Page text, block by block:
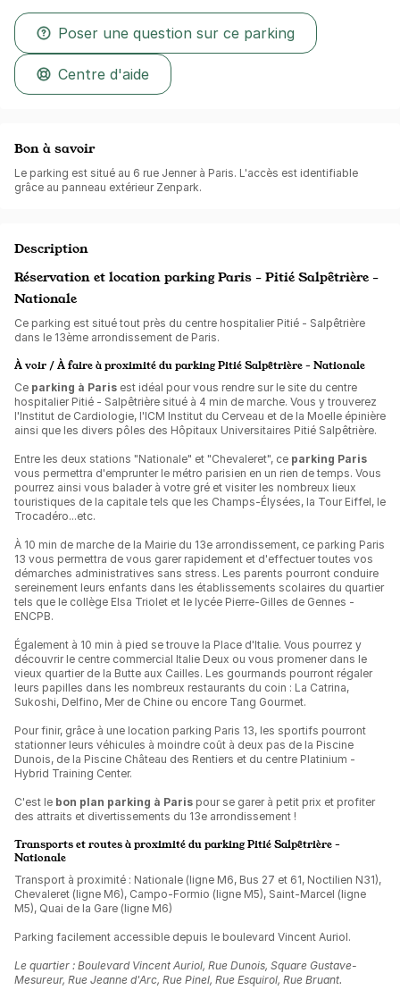
Poser une question sur ce parking
Centre d'aide
Bon à savoir
Le parking est situé au 6 rue Jenner à Paris. L'accès est identifiable
grâce au panneau extérieur Zenpark.
Description
Réservation et location parking Paris - Pitié Salpêtrière -
Nationale
Ce parking est situé tout près du centre hospitalier Pitié - Salpêtrière
dans le 13ème arrondissement de Paris.
À voir / À faire à proximité du parking Pitié Salpêtrière - Nationale
Ce parking à Paris est idéal pour vous rendre sur le site du centre
hospitalier Pitié - Salpêtrière situé à 4 min de marche. Vous y trouverez
l'Institut de Cardiologie, l'ICM Institut du Cerveau et de la Moelle épinière
ainsi que les divers pôles des Hôpitaux Universitaires Pitié Salpêtrière.
Entre les deux stations "Nationale" et "Chevaleret", ce parking Paris
vous permettra d'emprunter le métro parisien en un rien de temps. Vous
pourrez ainsi vous balader à votre gré et visiter les nombreux lieux
touristiques de la capitale tels que les Champs-Élysées, la Tour Eiffel, le
Trocadéro...etc.
À 10 min de marche de la Mairie du 13e arrondissement, ce parking Paris
13 vous permettra de vous garer rapidement et d'effectuer toutes vos
démarches administratives sans stress. Les parents pourront conduire
sereinement leurs enfants dans les établissements scolaires du quartier
tels que le collège Elsa Triolet et le lycée Pierre-Gilles de Gennes -
ENCPB.
Également à 10 min à pied se trouve la Place d'Italie. Vous pourrez y
découvrir le centre commercial Italie Deux ou vous promener dans le
vieux quartier de la Butte aux Cailles. Les gourmands pourront régaler
leurs papilles dans les nombreux restaurants du coin : La Catrina,
Sukoshi, Delfino, Mer de Chine ou encore Tang Gourmet.
Pour finir, grâce à une location parking Paris 13, les sportifs pourront
stationner leurs véhicules à moindre coût à deux pas de la Piscine
Dunois, de la Piscine Château des Rentiers et du centre Platinium -
Hybrid Training Center.
C'est le bon plan parking à Paris pour se garer à petit prix et profiter
des attraits et divertissements du 13e arrondissement !
Transports et routes à proximité du parking Pitié Salpêtrière -
Nationale
Transport à proximité : Nationale (ligne M6, Bus 27 et 61, Noctilien N31),
Chevaleret (ligne M6), Campo-Formio (ligne M5), Saint-Marcel (ligne
M5), Quai de la Gare (ligne M6)
Parking facilement accessible depuis le boulevard Vincent Auriol.
Le quartier : Boulevard Vincent Auriol, Rue Dunois, Square Gustave-
Mesureur, Rue Jeanne d'Arc, Rue Pinel, Rue Esquirol, Rue Bruant.